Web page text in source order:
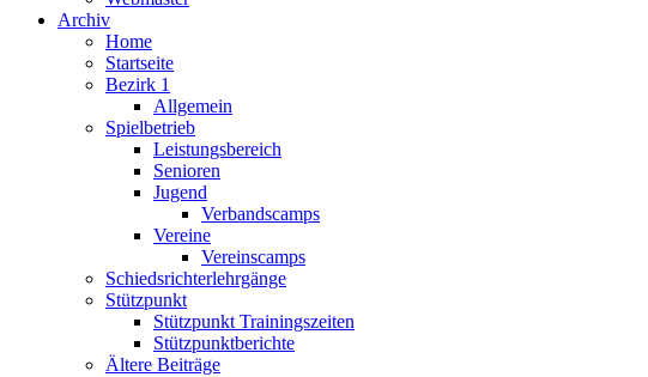
Archiv
Home
Startseite
Bezirk 1
Allgemein
Spielbetrieb
Leistungsbereich
Senioren
Jugend
Verbandscamps
Vereine
Vereinscamps
Schiedsrichterlehrgänge
Stützpunkt
Stützpunkt Trainingszeiten
Stützpunktberichte
Ältere Beiträge